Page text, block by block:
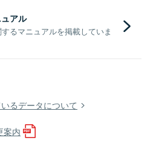
アル
るマニュアルを掲載していま
るデータについて
案内